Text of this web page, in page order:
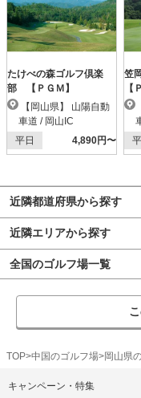
たけべの森ゴルフ倶楽
部 【ＰＧＭ】
車道 / 岡山IC
平日
4,890円〜
笠
【
近隣都道府県から探す
近隣エリアから探す
全国のゴルフ場一覧
TOP 中国のゴルフ場 岡山県
キャンペーン・特集